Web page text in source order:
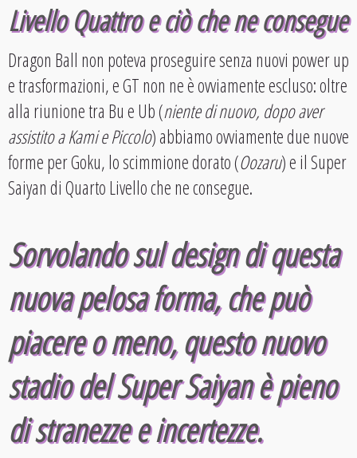
Livello Quattro e ciò che ne consegue
Dragon Ball non poteva proseguire senza nuovi power up
e trasformazioni, e GT non ne è ovviamente escluso: oltre
alla riunione tra Bu e Ub (niente di nuovo, dopo aver
assistito a Kami e Piccolo) abbiamo ovviamente due nuove
forme per Goku, lo scimmione dorato (Oozaru) e il Super
Saiyan di Quarto Livello che ne consegue.
Sorvolando sul design di questa
nuova pelosa forma, che può
piacere o meno, questo nuovo
stadio del Super Saiyan è pieno
di stranezze e incertezze.